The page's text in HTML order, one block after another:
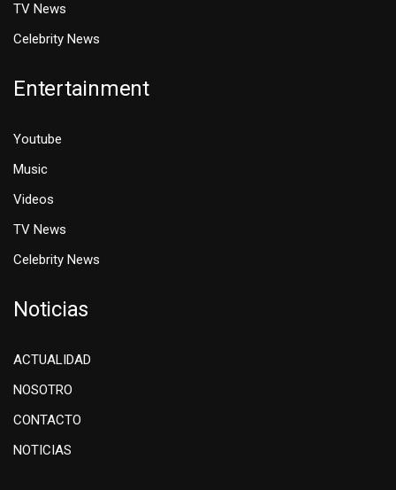
TV News
Celebrity News
Entertainment
Youtube
Music
Videos
TV News
Celebrity News
Noticias
ACTUALIDAD
NOSOTRO
CONTACTO
NOTICIAS